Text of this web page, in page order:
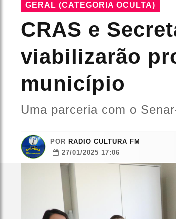
GERAL (CATEGORIA OCULTA)
CRAS e
viabilizarão
município
Uma parceria com o
POR RADIO CULTURA FM
27/01/2025 17:06